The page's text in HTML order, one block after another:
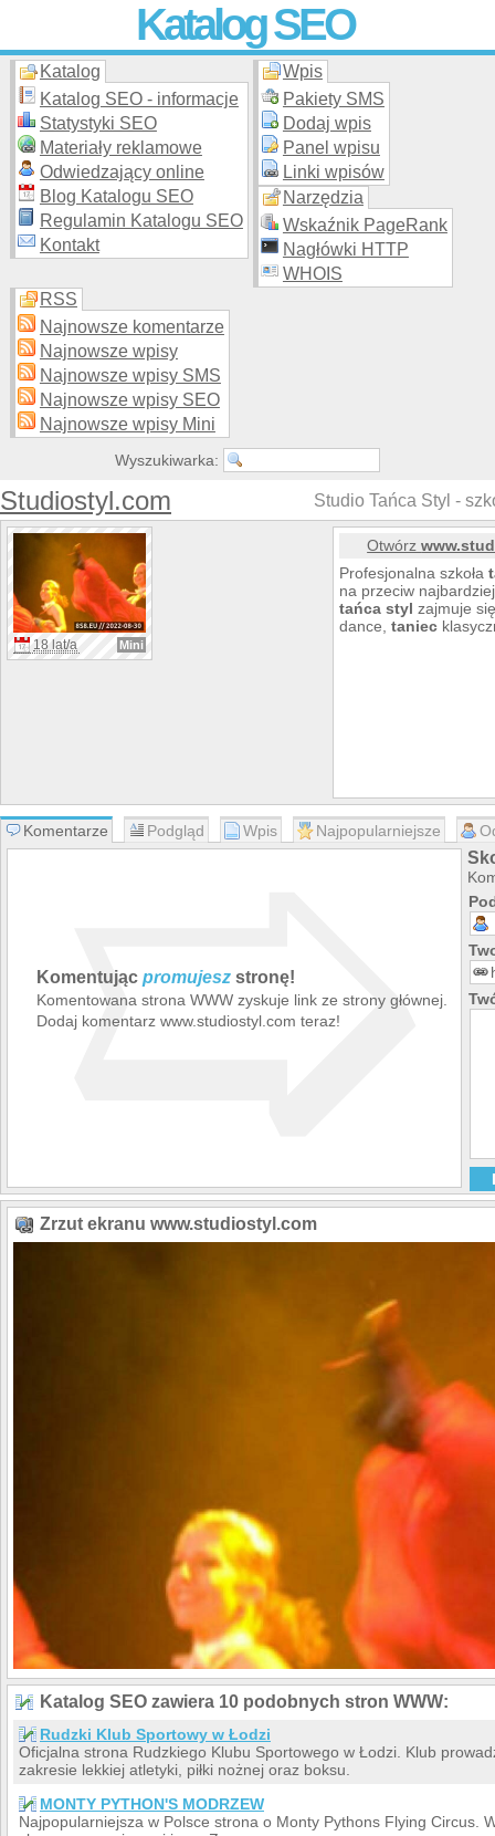
Katalog SEO
Skuteczna i promocja stron WWW –
moderowanego katalogu za darmo!
Katalog
Katalog SEO - informacje
Statystyki SEO
Materiały reklamowe
Odwiedzający online
Blog Katalogu SEO
Regulamin Katalogu SEO
Kontakt
Wpis
Pakiety SMS
Dodaj wpis
Panel wpisu
Linki wpisów
Narzędzia
Wskaźnik PageRank
Nagłówki HTTP
WHOIS
RSS
Najnowsze komentarze
Najnowsze wpisy
Najnowsze wpisy SMS
Najnowsze wpisy SEO
Najnowsze wpisy Mini
Wyszukiwarka:
Studiostyl.com Studio Tańca Styl -
18 lat/a Mini
Otwórz
Profesjonalna szkoła
na przeciw
tańca styl zajmuje
dance,taniec
Komentarze Podgląd Wpis Najpopularniejsze
Komentując promujesz stronę!
Komentowana strona WWW zyskuje link ze strony głównej.
Dodaj komentarz www.studiostyl.com teraz!
➯
Zrzut ekranu www.studiostyl.com
Katalog SEO zawiera 10 podobnych stron WWW:
Rudzki Klub Sportowy w Łodzi
Oficjalna strona Rudzkiego Klubu Sportowego w Łodzi. Klub
zakresie lekkiej atletyki, piłki nożnej oraz boksu.
MONTY PYTHON'S MODRZEW
Najpopularniejsza w Polsce strona o Monty Pythons Flying Circus.